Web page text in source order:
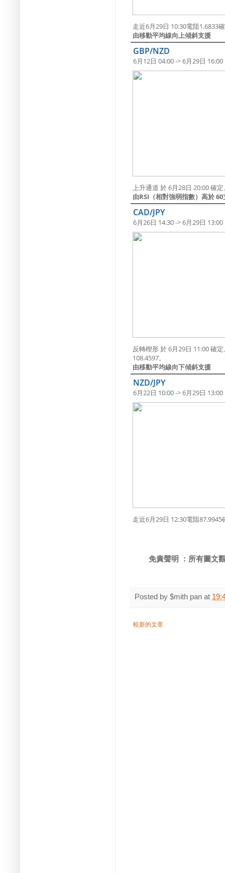
走近6月29日 10:30電阻1.6833
由移動平均線向上傾斜支援
GBP/NZD
6月12日 04:00 -> 6月29日 16:00
上升通道 於 6月28日 20:00 確
由RSI（相對強弱指數）高於 60
CAD/JPY
6月26日 14:30 -> 6月29日 13:00
反轉楔形 於 6月29日 11:00 確
108.4597。
由移動平均線向下傾斜支援
NZD/JPY
6月22日 10:00 -> 6月29日 13:00
走近6月29日 12:30電阻87.9945
免責聲明 ：所有圖文
Posted by $mith pan at
較新的文章